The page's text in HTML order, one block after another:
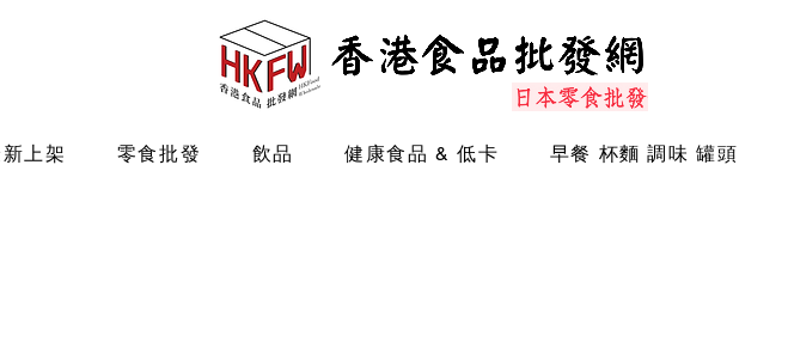
上架 零食批發 飲品 健康食品 & 低卡 早餐 杯麵 調味 罐頭